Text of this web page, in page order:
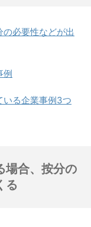
必要性などが出
例
いる企業事例3つ
場合、按分の
る